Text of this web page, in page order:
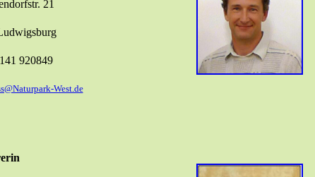
21
920849
West.de